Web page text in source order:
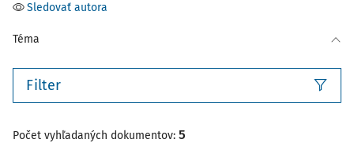
Sledovať autora
Téma
Filter
Počet vyhľadaných dokumentov: 5